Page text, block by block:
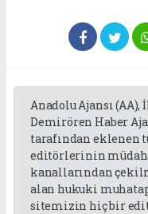
Anadolu Ajansı (AA),
Demirören Haber
tarafından eklenen
editörlerinin
kanallarından
alan hukuki
sitemizin hiç bir